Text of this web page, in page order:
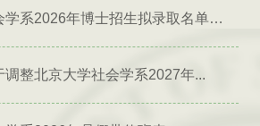
社会学系2026年博士招生拟录取名单公示（专项）
调整北京大学社会学系2027年...